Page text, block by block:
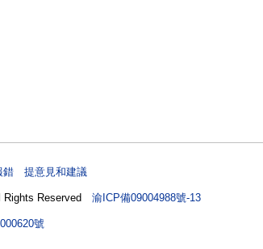
提意見和建議
Rights Reserved渝ICP備09004988號-13
號